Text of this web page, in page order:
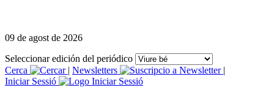
09 de agost de 2026
Seleccionar edición del periódico
Cerca
| Newsletters
|
Iniciar Sessió